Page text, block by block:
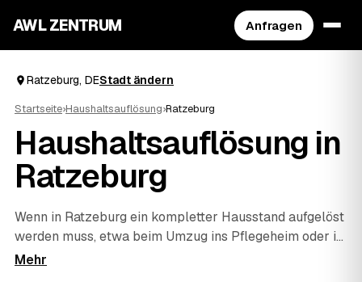
AWL ZENTRUM Anfragen
Ratzeburg, DEStadt ändern
Startseite›Haushaltsauflösung›Ratzeburg
Haushaltsauflösung in
Ratzeburg
Wenn in Ratzeburg ein kompletter Hausstand aufgelöst
werden muss, etwa beim Umzug ins Pflegeheim oder im
Nachlass, hilft AWL beim einfachen Start. Sie geben